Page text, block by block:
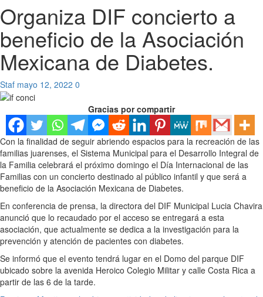
Organiza DIF concierto a
beneficio de la Asociación
Mexicana de Diabetes.
Staf mayo 12, 2022 0
Gracias por compartir
Con la finalidad de seguir abriendo espacios para la recreación de las
familias juarenses, el Sistema Municipal para el Desarrollo Integral de
la Familia celebrará el próximo domingo el Día Internacional de las
Familias con un concierto destinado al público infantil y que será a
beneficio de la Asociación Mexicana de Diabetes.
En conferencia de prensa, la directora del DIF Municipal Lucia Chavira
anunció que lo recaudado por el acceso se entregará a esta
asociación, que actualmente se dedica a la investigación para la
prevención y atención de pacientes con diabetes.
Se informó que el evento tendrá lugar en el Domo del parque DIF
ubicado sobre la avenida Heroico Colegio Militar y calle Costa Rica a
partir de las 6 de la tarde.